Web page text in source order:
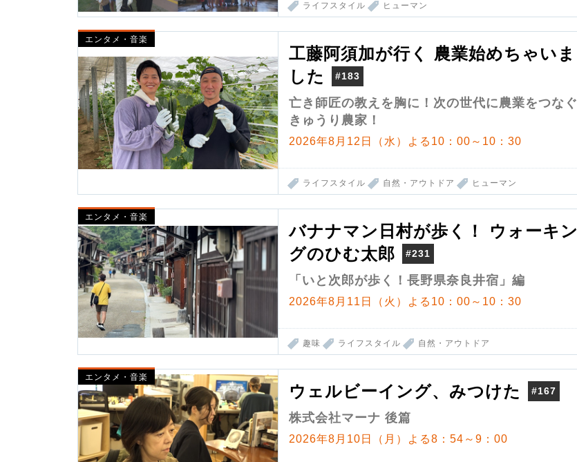
ライフスタイル ヒューマン
エンタメ・音楽
工藤阿須加が行く 農業始めちゃいま
した
#183
亡き師匠の教えを胸に！次の世代に農業をつなぐ
きゅうり農家！
2026年8月12日（水）よる10：00～10：30
ライフスタイル 自然・アウトドア ヒューマン
エンタメ・音楽
バナナマン日村が歩く！ ウォーキン
グのひむ太郎
#231
「いと次郎が歩く！長野県奈良井宿」編
2026年8月11日（火）よる10：00～10：30
趣味 ライフスタイル 自然・アウトドア
エンタメ・音楽
ウェルビーイング、みつけた #167
株式会社マーナ 後篇
2026年8月10日（月）よる8：54～9：00